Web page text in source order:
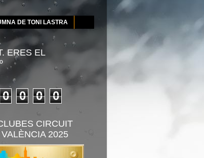
DE TONI LASTRA
ERES EL
0 0 0 0
CIRCUIT
2025